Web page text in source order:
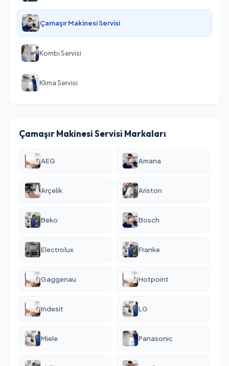
Çamaşır Makinesi Servisi
Kombi Servisi
Klima Servisi
Çamaşır Makinesi Servisi Markaları
AEG Amana
Arçelik Ariston
Beko Bosch
Electrolux Franke
Gaggenau Hotpoint
Indesit LG
Miele Panasonic